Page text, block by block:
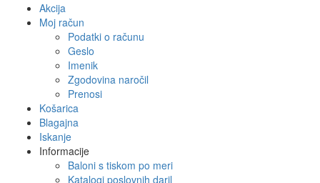
Akcija
Moj račun
Podatki o računu
Geslo
Imenik
Zgodovina naročil
Prenosi
Košarica
Blagajna
Iskanje
Informacije
Baloni s tiskom po meri
Katalogi poslovnih daril